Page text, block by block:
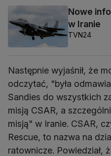
Nowe
w Iranie
TVN24
Następnie wyjaśnił, że
odczytać, "była
Sandies do wszystkich
misją CSAR, a
misją" w Iranie. CSAR,
Rescue, to nazwa na
ratownicze. Powiedział,